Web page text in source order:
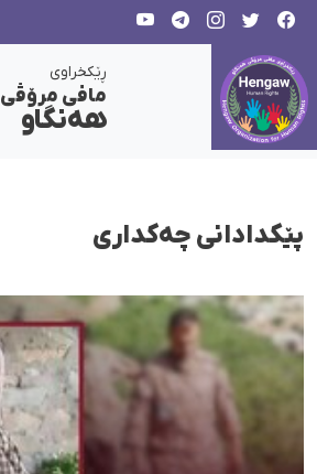
ڕێکخراوی
مافی مرۆڤی
هەنگاو
پێکدادانی چەکداری